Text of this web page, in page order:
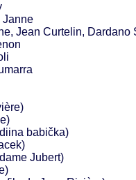
Janne
Jean Curtelin, Dardano
babička)
Jubert)